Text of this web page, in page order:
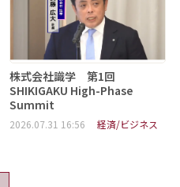
株式会社識学 第1回
SHIKIGAKU High-Phase
Summit
2026.07.31 16:56 経済/ビジネス